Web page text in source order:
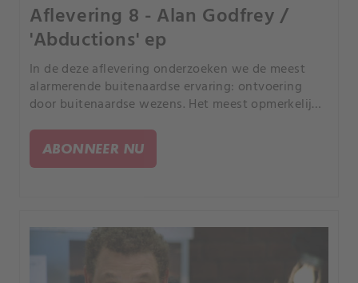
Aflevering 8 - Alan Godfrey /
'Abductions' ep
In de deze aflevering onderzoeken we de meest
alarmerende buitenaardse ervaring: ontvoering
door buitenaardse wezens. Het meest opmerkelijke
politieman Alan Godfrey uit Yorkshire.
ABONNEER NU